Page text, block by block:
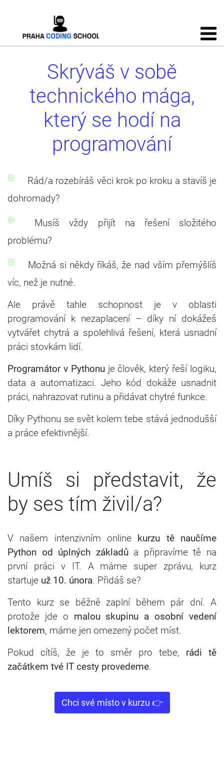
Skrýváš v sobě
technického mága,
který se hodí na
programování
Rád/a rozebíráš věci krok po kroku a stavíš je
dohromady?
Musíš vždy přijít na řešení složitého
problému?
Možná si někdy říkáš, že nad vším přemýšlíš
víc, než je nutné.
Ale právě tahle schopnost je v oblasti
programování k nezaplacení – díky ní dokážeš
vytvářet chytrá a spolehlivá řešení, která usnadní
práci stovkám lidí.
Programátor v Pythonuje člověk, který řeší logiku,
data a automatizaci. Jeho kód dokáže usnadnit
práci, nahrazovat rutinu a přidávat chytré funkce.
Díky Pythonu se svět kolem tebe stává jednodušší
a práce efektivnější.
Umíš si představit, že
by ses tím živil/a?
V našem intenzivním online
kurzu tě naučíme
Python od úplných základůa připravíme tě na
první práci v IT. A máme super zprávu, kurz
startuje už 10. února. Přidáš se?
Tento kurz se běžně zaplní během pár dní. A
protože jde o malou skupinu a osobní vedení
lektorem, máme jen omezený počet míst.
Pokud cítíš, že je to směr pro tebe, rádi tě
začátkem tvé IT cesty provedeme.
Chci své místo v kurzu 👉